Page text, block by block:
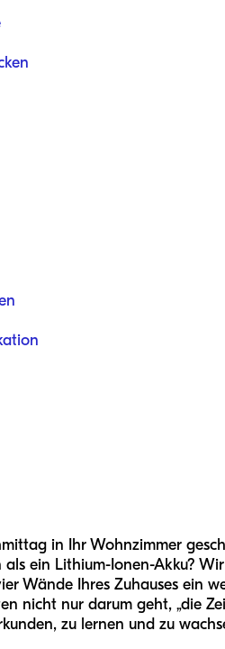
in Ihr Wohnzimmer
ein Lithium-Ionen-Akku?
Wände Ihres Zuhauses ein
nicht nur darum geht, „die
zu lernen und zu